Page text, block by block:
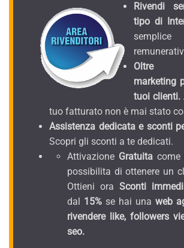
Rivendi
tipo di
Oltre
marketing
tuoi clienti.
tuo fatturato non è mai stato
Assistenza dedicata e sconti
Scopri gli sconti a te dedicati.
Attivazione Gratuitacome
possibilita di ottenere un
Ottieni ora Sconti
dal 15% se hai una web
rivendere like, followers
seo.